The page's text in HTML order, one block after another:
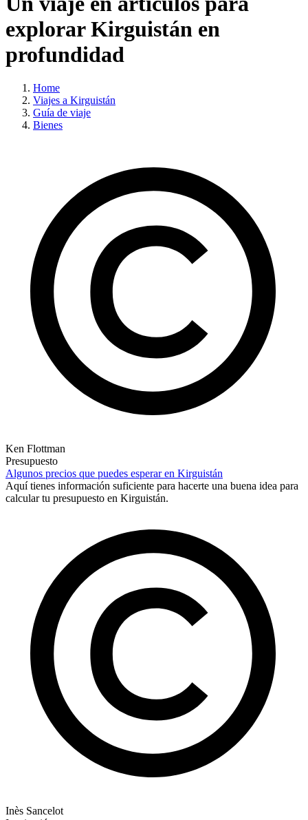
explorar Kirguistán en
profundidad
Home
Viajes a Kirguistán
Guía de viaje
Bienes
Ken Flottman
Presupuesto
Algunos precios que puedes esperar en Kirguistán
Aquí tienes información suficiente para hacerte una buena idea para
calcular tu presupuesto en Kirguistán.
Inès Sancelot